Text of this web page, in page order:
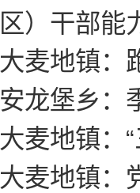
区）干部能
大麦地镇：
安龙堡乡：
大麦地镇：
大麦地镇：